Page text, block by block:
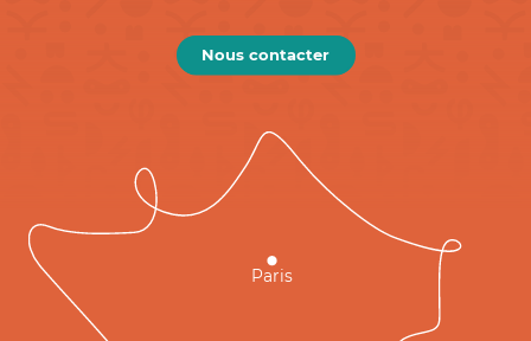
Nous contacter
Paris